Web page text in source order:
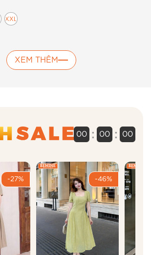
XXL
XEM THÊM
00 : 00 : 00
-27% -46%